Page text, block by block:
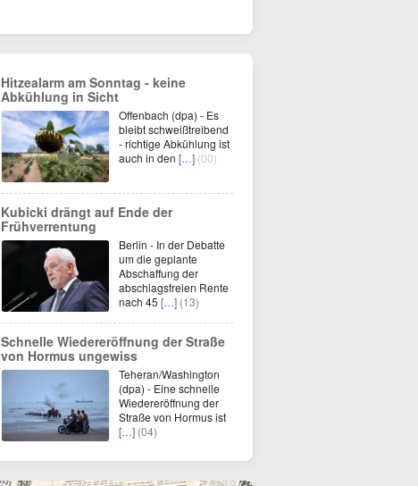
Hitzealarm am Sonntag - keine
Abkühlung in Sicht
Offenbach (dpa) - Es
bleibt schweißtreibend
- richtige Abkühlung ist
auch in den […] (00)
Kubicki drängt auf Ende der
Frühverrentung
Berlin - In der Debatte
um die geplante
Abschaffung der
abschlagsfreien Rente
nach 45 […] (13)
Schnelle Wiedereröffnung der Straße
von Hormus ungewiss
Teheran/Washington
(dpa) - Eine schnelle
Wiedereröffnung der
Straße von Hormus ist
[…] (04)